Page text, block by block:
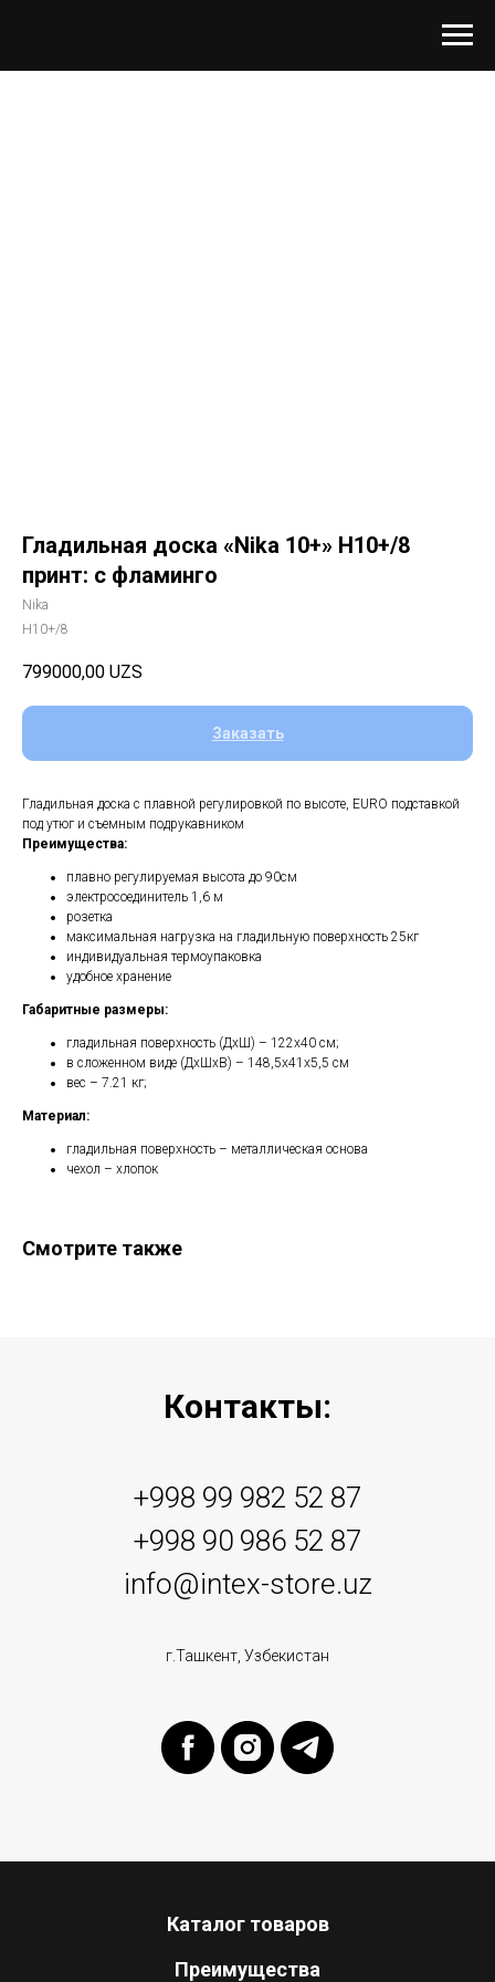
Гладильная доска «Nika 10+» Н10+/8
принт: с фламинго
Nika
Н10+/8
799000,00 UZS
Заказать
Гладильная доска с плавной регулировкой по высоте, EURO подставкой
под утюг и съемным подрукавником
Преимущества:
плавно регулируемая высота до 90см
электросоединитель 1,6 м
розетка
максимальная нагрузка на гладильную поверхность 25кг
индивидуальная термоупаковка
удобное хранение
Габаритные размеры:
гладильная поверхность (ДхШ) – 122х40 см;
в сложенном виде (ДхШхВ) – 148,5х41х5,5 см
вес – 7.21 кг;
Материал:
гладильная поверхность – металлическая основа
чехол – хлопок
Смотрите также
Контакты:
+998 99 982 52 87
+998 90 986 52 87
info@intex-store.uz
г.Ташкент, Узбекистан
Каталог товаров
Преимущества